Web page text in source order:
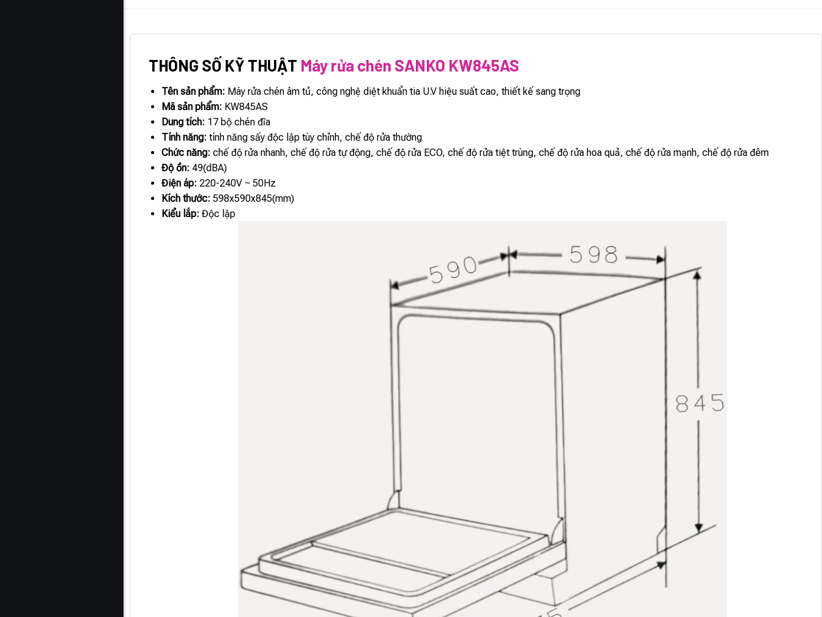
THÔNG SỐ KỸ THUẬT Máy rửa chén SANKO KW845AS
Tên sản phẩm: Máy rửa chén âm tủ, công nghệ diệt khuẩn tia U.V hiệu suất cao, thiết kế sang trọng
Mã sản phẩm: KW845AS
Dung tích: 17 bộ chén đĩa
Tính năng: tính năng sấy độc lập tùy chỉnh, chế độ rửa thường
Chức năng:chế độ rửa nhanh, chế độ rửa tự động, chế độ rửa ECO, chế độ rửa tiệt trùng, chế độ rửa hoa quả, chế độ rửa mạnh, chế độ rửa đêm
Độ ồn: 49(dBA)
Điện áp: 220-240V ~ 50Hz
Kích thước: 598x590x845(mm)
Kiểu lắp: Độc lập